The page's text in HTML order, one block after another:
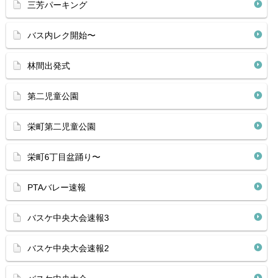
三芳パーキング
バス内レク開始〜
林間出発式
第二児童公園
栄町第二児童公園
栄町6丁目盆踊り〜
PTAバレー速報
バスケ中央大会速報3
バスケ中央大会速報2